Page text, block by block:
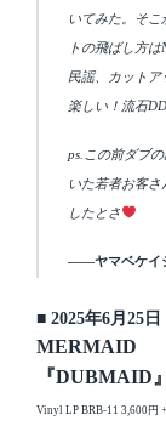
いてみた。そ
トの飛ばし方
民謡、カットア
楽しい！流石
ps.この前ダブ
いた若者お客
したとさ
――ヤマベケイ
■ 2025年6月25
MERMAID
『DUBMAID』
Vinyl LP BRB-11 3,600円